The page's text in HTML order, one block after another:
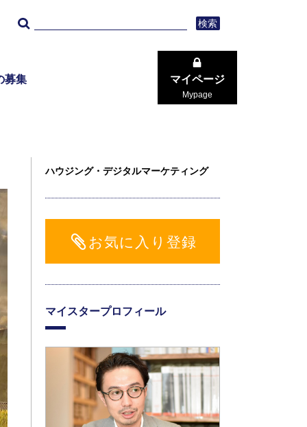
検索
募集 マイページ
Mypage
ハウジング・デジタルマーケティング
お気に入り登録
マイスタープロフィール